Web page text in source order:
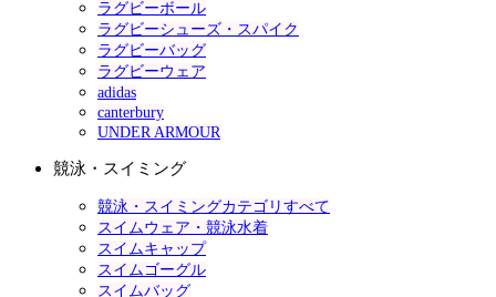
ラグビーボール
ラグビーシューズ・スパイク
ラグビーバッグ
ラグビーウェア
adidas
canterbury
UNDER ARMOUR
競泳・スイミング
競泳・スイミングカテゴリすべて
スイムウェア・競泳水着
スイムキャップ
スイムゴーグル
スイムバッグ